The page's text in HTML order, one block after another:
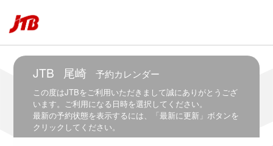
JTB 尾崎 予約カレンダー
この度はJTBをご利用いただきまして誠にありがとうござ
います。ご利用になる日時を選択してください。
最新の予約状態を表示するには、「最新に更新」ボタンを
クリックしてください。
8:30
7:30
～
9:00
8:00
9:30
8:30